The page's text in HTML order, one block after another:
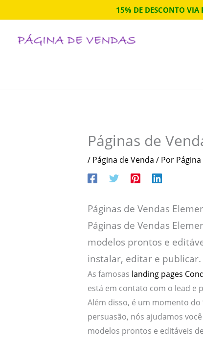
para
15% DE DESCONTO VIA
Páginas de
/ Página de Venda / Por
Páginas de Vendas
Páginas de Vendas
modelos prontos e
instalar, editar e publicar.
As famosas landing pages
está em contato com o lead e
Além disso, é um momento
persuasão, nós ajudamos
modelos prontos e editáveis de